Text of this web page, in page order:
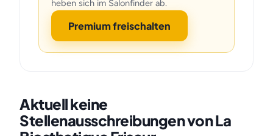
heben sich im Salonfinder ab.
Premium freischalten
Aktuell keine
Stellenausschreibungen von La